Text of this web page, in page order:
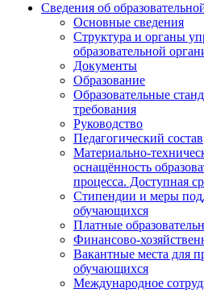
Сведения об
Основные сведения
Структура и органы
образовательной
Документы
Образование
Образовательные
требования
Руководство
Педагогический состав
Материально-
оснащённость
процесса. Доступная
Стипендии и меры
обучающихся
Платные
Финансово-
Вакантные места для
обучающихся
Международное